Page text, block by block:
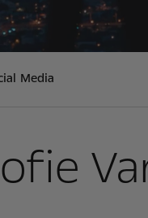
Media